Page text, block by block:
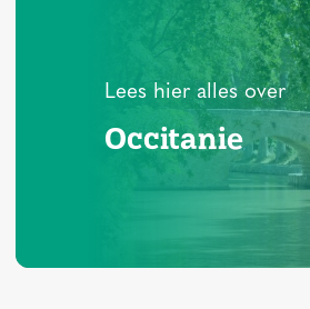
Lees hier alles over
Occitanie